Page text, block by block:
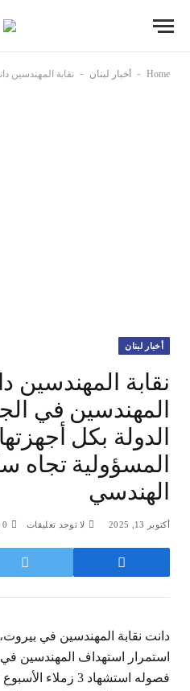
Home
- أخبار لبنان - نقابة المهندسين دانت استهداف
أخبار لبنان
نقابة المهندسين
المهندسين في
الدولة بكل
المسؤولية تجاه
الهندسي
أكتوبر 13, 2025 لا توجد تعليقات 0
دانت نقابة المهندسين في
استمرار استهداف المهندسين
فصوله استشهاد 3